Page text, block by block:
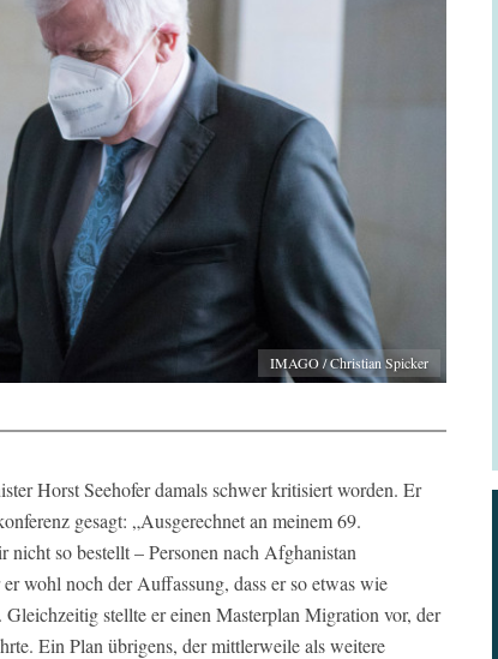
IMAGO / Christian Spicker
Horst Seehofer damals schwer kritisiert worden. Er
gesagt: „Ausgerechnet an meinem 69.
so bestellt – Personen nach Afghanistan
wohl noch der Auffassung, dass er so etwas wie
Gleichzeitig stellte er einen Masterplan Migration vor, der
Ein Plan übrigens, der mittlerweile als weitere